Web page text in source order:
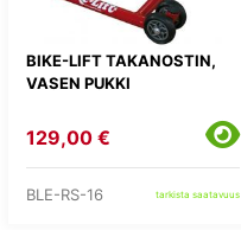
BIKE-LIFT TAKANOSTIN,
VASEN PUKKI
129,00 €
BLE-RS-16 tarkista saatavuus